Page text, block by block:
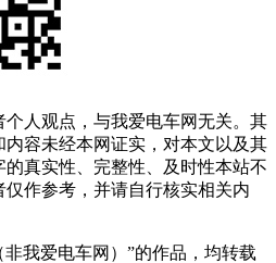
个人观点，与我爱电车网无关。其
容未经本网证实，对本文以及其
真实性、完整性、及时性本站不
作参考，并请自行核实相关内
我爱电车网）”的作品，均转载